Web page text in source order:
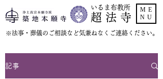
いるま布教所
超 法 寺
​※法事・葬儀のご相談など気兼ねなくご連絡ください。
ME
NU
記事